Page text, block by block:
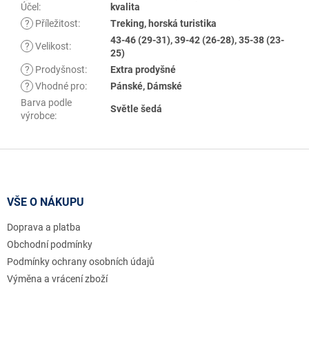
Účel :
kvalita
?
Příležitost: Treking, horská turistika
? Velikost:
43-46 (29-31), 39-42 (26-28), 35-38 (23-
25)
?
Prodyšnost:
Extra prodyšné
? Vhodné pro:
Pánské, Dámské
Barva podle
výrobce:
Světle šedá
VŠE O NÁKUPU
Doprava a platba
Obchodní podmínky
Podmínky ochrany osobních údajů
Výměna a vrácení zboží